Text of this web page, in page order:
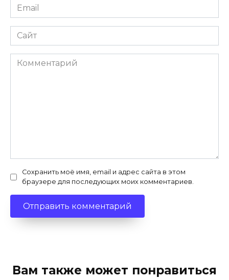
Email
*
Сайт
Комментарий
Сохранить моё имя, email и адрес сайта в этом
браузере для последующих моих комментариев.
Вам также может понравиться